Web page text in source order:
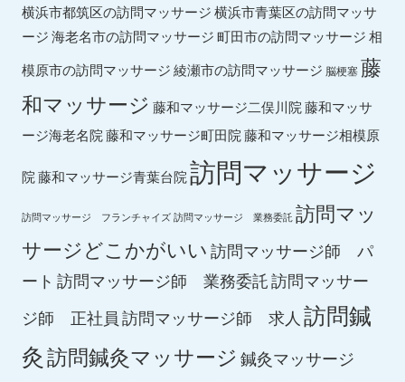
横浜市都筑区の訪問マッサージ横浜市青葉区の訪問マッサ
ージ海老名市の訪問マッサージ町田市の訪問マッサージ相
模原市の訪問マッサージ綾瀬市の訪問マッサージ 脳梗塞藤
和マッサージ 藤和マッサージ二俣川院藤和マッサ
ージ海老名院藤和マッサージ町田院藤和マッサージ相模原
院藤和マッサージ青葉台院訪問マッサージ
訪問マッサージ フランチャイズ 訪問マッサージ 業務委託 訪問マッ
サージどこかがいい 訪問マッサージ師 パ
ート 訪問マッサージ師 業務委託訪問マッサー
ジ師 正社員 訪問マッサージ師 求人 訪問鍼
灸訪問鍼灸マッサージ 鍼灸マッサージ